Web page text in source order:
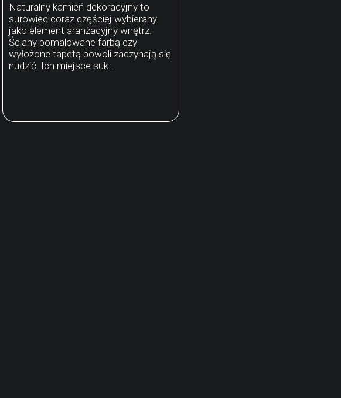
Naturalny kamień dekoracyjny to
surowiec coraz częściej wybierany
jako element aranżacyjny wnętrz.
Ściany pomalowane farbą czy
wyłożone tapetą powoli zaczynają się
nudzić. Ich miejsce suk...